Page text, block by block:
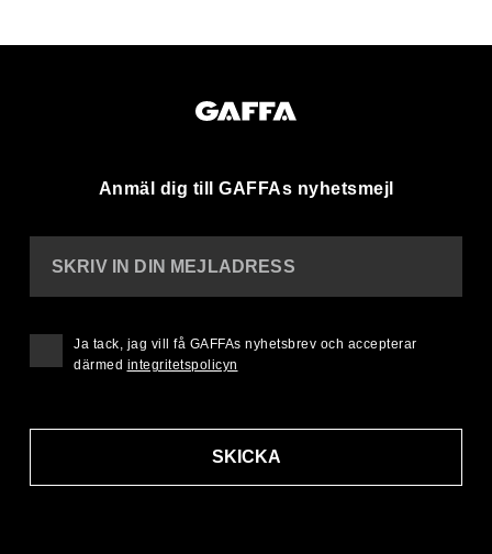
Anmäl dig till GAFFAs nyhetsmejl
SKRIV IN DIN MEJLADRESS
SKICKA
Ja tack, jag vill få GAFFAs nyhetsbrev och accepterar
därmed integritetspolicyn